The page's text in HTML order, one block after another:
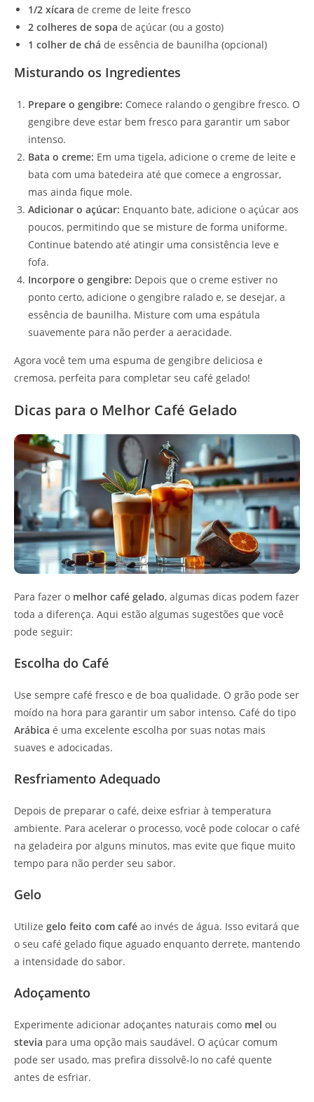
1/2 xícara de creme de leite fresco
2 colheres de sopa de açúcar (ou a gosto)
1 colher de chá de essência de baunilha (opcional)
Misturando os Ingredientes
Prepare o gengibre: Comece ralando o gengibre fresco. O
gengibre deve estar bem fresco para garantir um sabor
intenso.
Bata o creme: Em uma tigela, adicione o creme de leite e
bata com uma batedeira até que comece a engrossar,
mas ainda fique mole.
Adicionar o açúcar: Enquanto bate, adicione o açúcar aos
poucos, permitindo que se misture de forma uniforme.
Continue batendo até atingir uma consistência leve e
fofa.
Incorpore o gengibre: Depois que o creme estiver no
ponto certo, adicione o gengibre ralado e, se desejar, a
essência de baunilha. Misture com uma espátula
suavemente para não perder a aeracidade.
Agora você tem uma espuma de gengibre deliciosa e
cremosa, perfeita para completar seu café gelado!
Dicas para o Melhor Café Gelado
Para fazer o melhor café gelado, algumas dicas podem fazer
toda a diferença. Aqui estão algumas sugestões que você
pode seguir:
Escolha do Café
Use sempre café fresco e de boa qualidade. O grão pode ser
moído na hora para garantir um sabor intenso. Café do tipo
Arábica é uma excelente escolha por suas notas mais
suaves e adocicadas.
Resfriamento Adequado
Depois de preparar o café, deixe esfriar à temperatura
ambiente. Para acelerar o processo, você pode colocar o café
na geladeira por alguns minutos, mas evite que fique muito
tempo para não perder seu sabor.
Gelo
Utilize gelo feito com café ao invés de água. Isso evitará que
o seu café gelado fique aguado enquanto derrete, mantendo
a intensidade do sabor.
Adoçamento
Experimente adicionar adoçantes naturais como mel ou
stevia para uma opção mais saudável. O açúcar comum
pode ser usado, mas prefira dissolvê-lo no café quente
antes de esfriar.